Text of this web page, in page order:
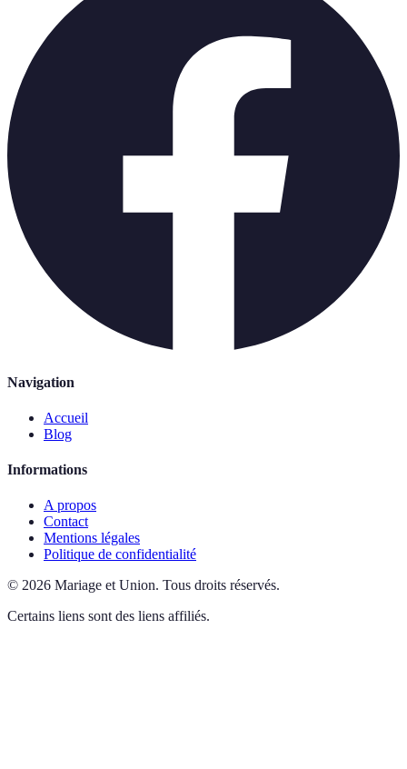
Navigation
Accueil
Blog
Informations
A propos
Contact
Mentions légales
Politique de confidentialité
© 2026 Mariage et Union. Tous droits réservés.
Certains liens sont des liens affiliés.